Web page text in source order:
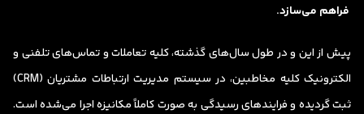
فراهم می‌سازد.
پیش از این و در طول سال‌های گذشته، کلیه تعاملات و تماس‌های تلفنی و
الکترونیک کلیه مخاطبین، در سیستم مدیریت ارتباطات مشتریان (CRM)
ثبت گردیده و فرایندهای رسیدگی به صورت کاملاً مکانیزه اجرا می‌شده است.